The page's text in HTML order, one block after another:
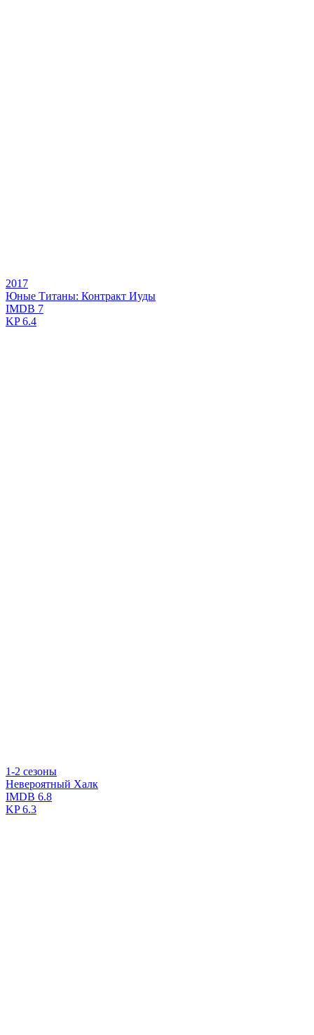
2017
Юные Титаны: Контракт Иуды
IMDB 7
KP6.4
1-2 сезоны
Невероятный Халк
IMDB 6.8
KP6.3